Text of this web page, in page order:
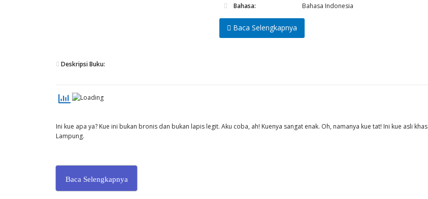
Bahasa:
Bahasa Indonesia
Baca Selengkapnya
Deskripsi Buku:
Ini kue apa ya? Kue ini bukan bronis dan bukan lapis legit. Aku coba, ah! Kuenya sangat enak. Oh, namanya kue tat! Ini kue asli khas
Lampung.
Baca Selengkapnya